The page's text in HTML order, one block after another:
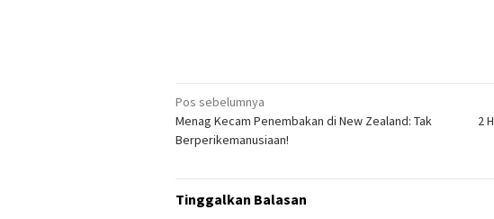
Navigasi
pos
Pos sebelumnya
Menag Kecam Penembakan di New Zealand: Tak
Berperikemanusiaan!
2
Tinggalkan Balasan